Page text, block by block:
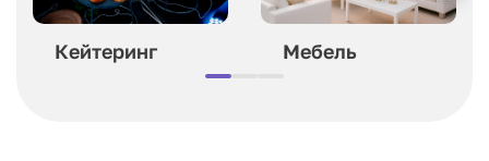
Кейтеринг Мебель